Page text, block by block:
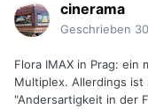
cinerama
Geschrieben
Flora IMAX in Prag:
Multiplex. Allerdings ist
"Andersartigkeit in der